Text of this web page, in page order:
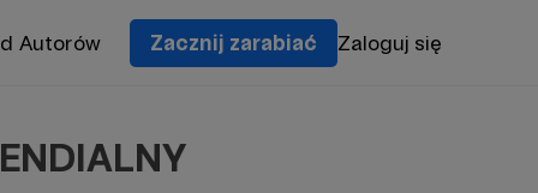
Autorów Zacznij zarabiać Zaloguj się